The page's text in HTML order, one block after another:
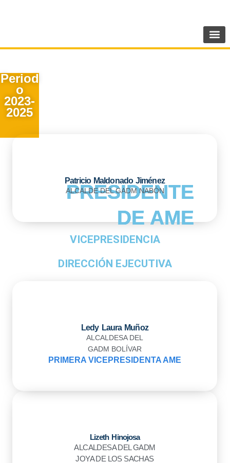
Period
o
2023-
2025
PRESIDENTE
DE AME
PRESIDENTE
DE AME
PRESIDENTE
DE AME
Patricio Maldonado Jiménez
ALCALDE DEL GADM NABÓN
VICEPRESIDENCIA
DIRECCIÓN EJECUTIVA
Ledy Laura Muñoz
ALCALDESA DEL
GADM BOLÍVAR
PRIMERA VICEPRESIDENTA AME
Lizeth Hinojosa
ALCALDESA DEL GADM
JOYA DE LOS SACHAS